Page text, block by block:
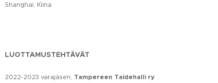
Shanghai, Kiina
LUOTTAMUSTEHTÄVÄT
2022-2023 varajäsen, Tampereen Taidehalli ry